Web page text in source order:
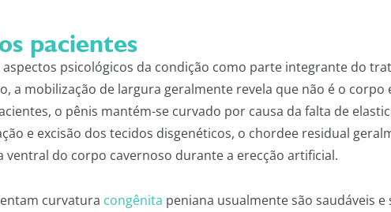
pacientes
psicológicos da condição como parte integrante do
a mobilização de largura geralmente revela que não é o corpo
o pênis mantém-se curvado por causa da falta de
e excisão dos tecidos disgenéticos, o chordee residual
do corpo cavernoso durante a erecção artificial.
curvatura congênita peniana usualmente são saudáveis